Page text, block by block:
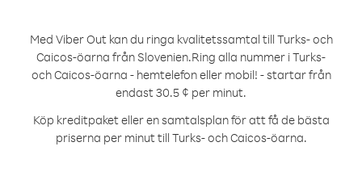
Med Viber Out kan du ringa kvalitetssamtal till Turks- och
Caicos-öarna från Slovenien.Ring alla nummer i Turks-
och Caicos-öarna - hemtelefon eller mobil! - startar från
endast 30.5 ¢ per minut.
Köp kreditpaket eller en samtalsplan för att få de bästa
priserna per minut till Turks- och Caicos-öarna.